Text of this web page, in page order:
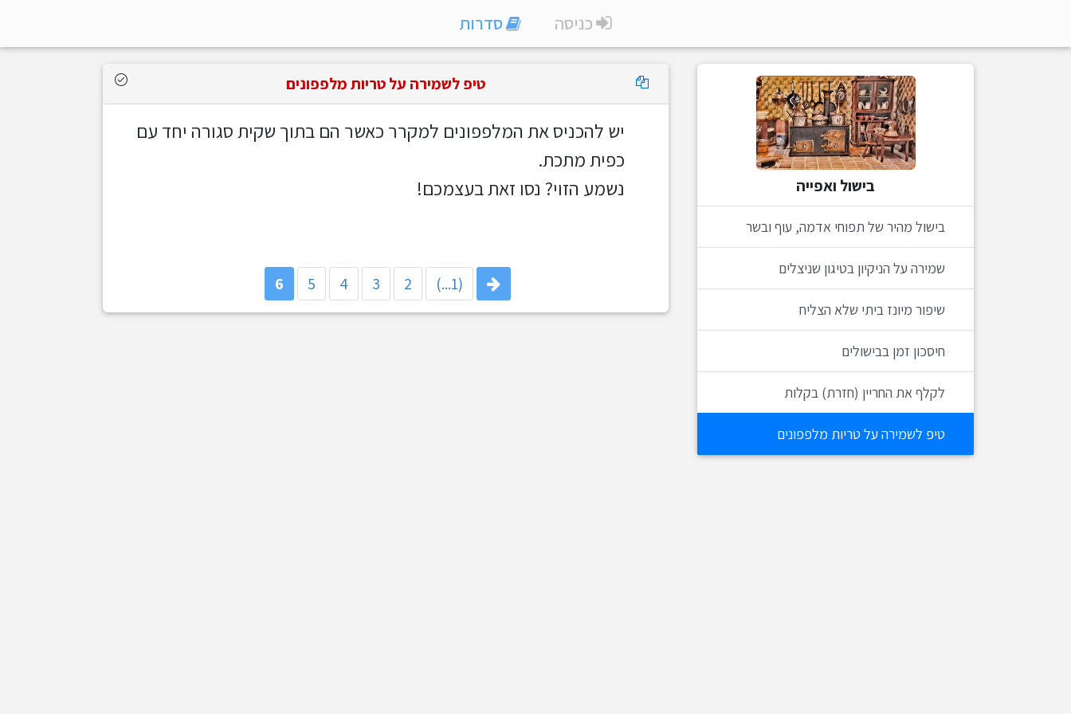
כניסה סדרות
בישול ואפייה
בישול מהיר של תפוחי אדמה, עוף ובשר
שמירה על הניקיון בטיגון שניצלים
שיפור מיונז ביתי שלא הצליח
חיסכון זמן בבישולים
לקלף את החריין (חזרת) בקלות
טיפ לשמירה על טריות מלפפונים
טיפ לשמירה על טריות מלפפונים
יש להכניס את המלפפונים למקרר כאשר הם בתוך שקית סגורה יחד עם
כפית מתכת.
נשמע הזוי? נסו זאת בעצמכם!
(1...)
2
3
4
5
6